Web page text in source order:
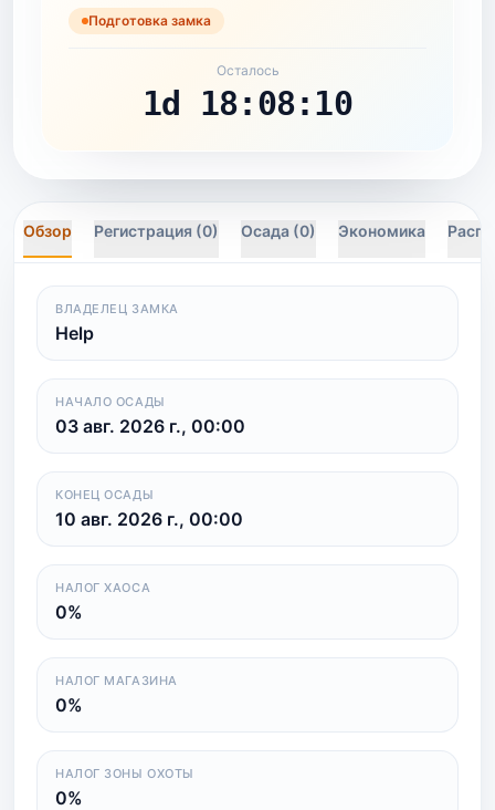
Подготовка замка
Осталось
1d 18:08:10
Обзор Регистрация (0) Осада (0) Экономика
ВЛАДЕЛЕЦ ЗАМКА
Help
НАЧАЛО ОСАДЫ
03 авг. 2026 г., 00:00
КОНЕЦ ОСАДЫ
10 авг. 2026 г., 00:00
НАЛОГ ХАОСА
0%
НАЛОГ МАГАЗИНА
0%
НАЛОГ ЗОНЫ ОХОТЫ
0%